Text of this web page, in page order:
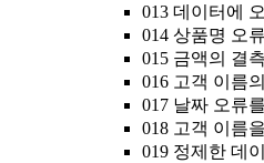
013 데이터에
014 상품명 오
015 금액의 결
016 고객 이름
017 날짜 오류
018 고객 이름
019 정제한 데